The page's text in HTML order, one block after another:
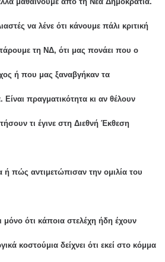
να λένε ότι κάνουμε πάλι κριτική
τη ΝΔ, ότι μας πονάει που ο
ή που μας ξαναβγήκαν τα
Είναι πραγματικότητα κι αν θέλουν
τι έγινε στη Διεθνή Έκθεση
ή πώς αντιμετώπισαν την ομιλία του
μόνο ότι κάποια στελέχη ήδη έχουν
κοστούμια δείχνει ότι εκεί στο κόμμα